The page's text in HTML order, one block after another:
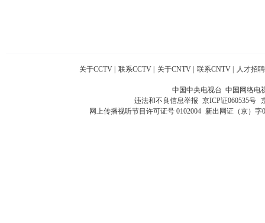
关于CCTV 联系CCTV 关于CNTV 联系CNTV 人才招聘
中国中央电视台 中国网络电
违法和不良信息举报 京ICP证060535号
网上传播视听节目许可证号 0102004 新出网证（京）